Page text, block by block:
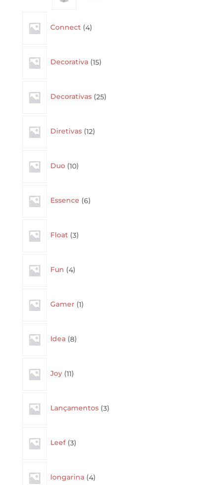
Connect 4products
Decorativa 15products
Decorativas 25products
Diretivas 12products
Duo 10products
Essence 6products
Float 3products
Fun 4products
Gamer 1product
Idea 8products
Joy 11products
Lançamentos 3products
Leef 3products
longarina 4products